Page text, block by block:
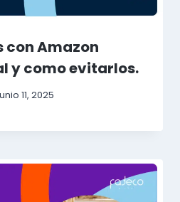
con Amazon
y como evitarlos.
11, 2025